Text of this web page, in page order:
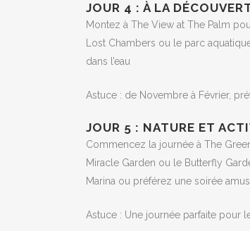
JOUR 4 : À LA
Montez à The View at The Palm
Lost Chambers ou le parc
dans l’eau
Astuce : de Novembre à Février,
JOUR 5 : NATURE ET
Commencez la journée à The
Miracle Garden ou le Butterfly
Marina ou préférez une soirée
Astuce : Une journée parfaite pour